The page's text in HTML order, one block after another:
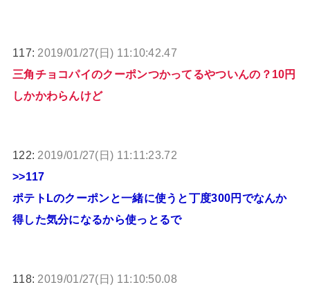
117: 2019/01/27(日) 11:10:42.47
三角チョコパイのクーポンつかってるやついんの？10円
しかかわらんけど
122: 2019/01/27(日) 11:11:23.72
>>117
ポテトLのクーポンと一緒に使うと丁度300円でなんか
得した気分になるから使っとるで
118: 2019/01/27(日) 11:10:50.08